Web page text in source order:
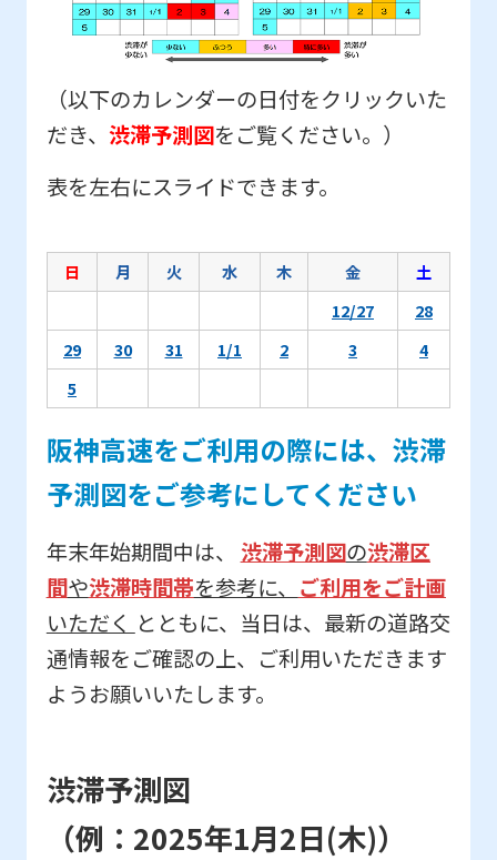
（以下のカレンダーの日付をクリックいた
だき、 渋滞予測図をご覧ください。）
表を左右にスライドできます。
日 月 火 水 木 金
土
12/27
28
29
30 31 1/1 2 3
4
5
阪神高速をご利用の際には、渋滞
予測図をご参考にしてください
年末年始期間中は、 渋滞予測図の渋滞区
間や渋滞時間帯を参考に、 ご利用をご計画
いただく とともに、当日は、最新の道路交
通情報をご確認の上、ご利用いただきます
ようお願いいたします。
渋滞予測図
（例：2025年1月2日(木)）